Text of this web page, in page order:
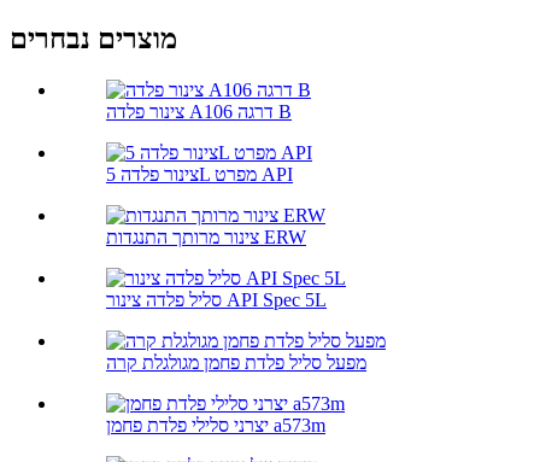
מוצרים נבחרים
צינור פלדה A106 דרגה B
צינור פלדה 5L מפרט API
צינור מרותך התנגדות ERW
סליל פלדה צינור API Spec 5L
מפעל סליל פלדת פחמן מגולגלת קרה
יצרני סלילי פלדת פחמן a573m